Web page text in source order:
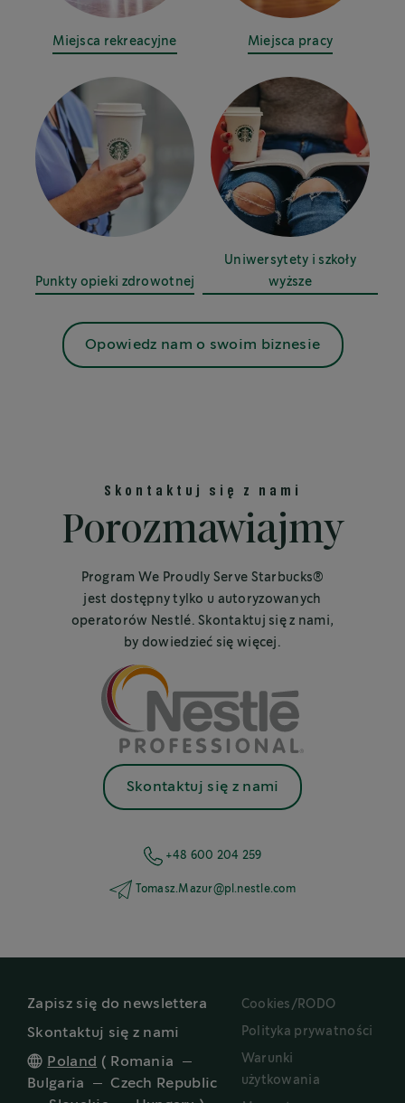
Miejsca rekreacyjne Miejsca pracy
Punkty opieki zdrowotnej
Uniwersytety i szkoły
wyższe
Opowiedz nam o swoim biznesie
Skontaktuj się z nami
Porozmawiajmy
Program We Proudly Serve Starbucks®
jest dostępny tylko u autoryzowanych
operatorów Nestlé. Skontaktuj się z nami,
by dowiedzieć się więcej.
Skontaktuj się z nami
+48 600 204 259
Tomasz.Mazur@pl.nestle.com
Zapisz się do newslettera
Skontaktuj się z nami
Poland ( Romania
Bulgaria
Czech Republic
Cookies/RODO
Polityka prywatności
Warunki
użytkowania